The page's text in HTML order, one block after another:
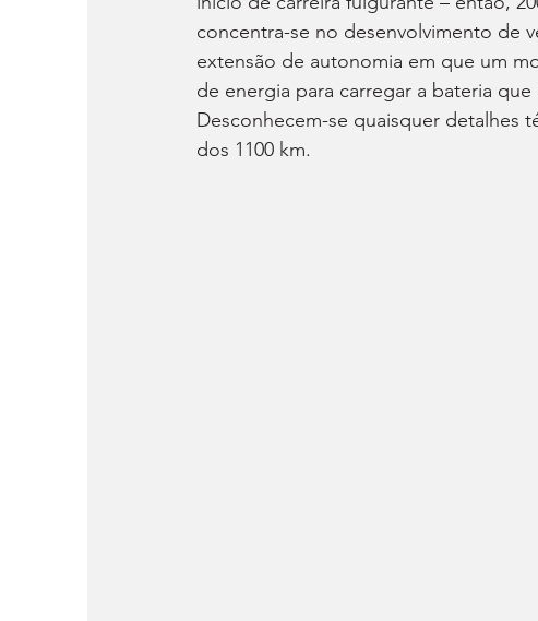
concentra-se no desenvolvimento de
extensão de autonomia em que um
de energia para carregar a bateria
Desconhecem-se quaisquer detalhes
dos 1100 km.